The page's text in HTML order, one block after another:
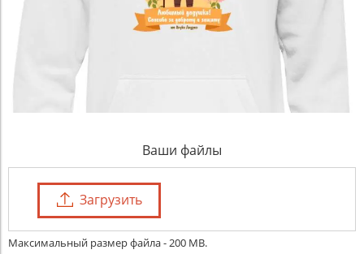
Ваши файлы
Загрузить
Максимальный размер файла - 200 MB.